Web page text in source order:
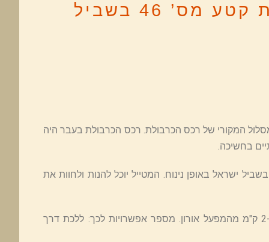
מאורון לציר החשמל – הר כרבולת קטע מס’ 46 בשביל
המקורי של רכס הכרבולת. רכס הכרבולת בעבר היה
בחשיכה.
ישראל באופן נינוח. המטייל יוכל להנות ולחוות את
נקודת המפגש אינה נמצאת על המסלול, לנקודת ההתחלה נדרש ללכת כ-2 ק"מ מהמפעל אורון. מספר אפשרויות לכך: ללכת דרך